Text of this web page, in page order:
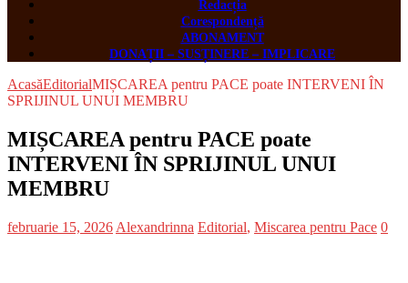
Redacția
Corespondență
ABONAMENT
DONAȚII – SUSȚINERE – IMPLICARE
AcasăEditorialMIȘCAREA pentru PACE poate INTERVENI ÎN
SPRIJINUL UNUI MEMBRU
MIȘCAREA pentru PACE poate
INTERVENI ÎN SPRIJINUL UNUI
MEMBRU
februarie 15, 2026 Alexandrinna Editorial, Miscarea pentru Pace 0